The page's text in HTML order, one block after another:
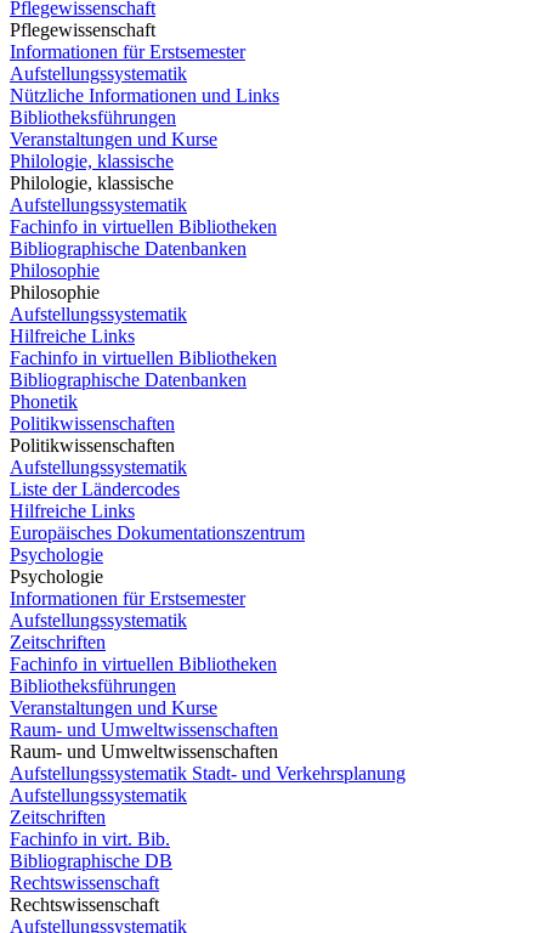
Pflegewissenschaft
Pflegewissenschaft
Informationen für Erstsemester
Aufstellungssystematik
Nützliche Informationen und Links
Bibliotheksführungen
Veranstaltungen und Kurse
Philologie, klassische
Philologie, klassische
Aufstellungssystematik
Fachinfo in virtuellen Bibliotheken
Bibliographische Datenbanken
Philosophie
Philosophie
Aufstellungssystematik
Hilfreiche Links
Fachinfo in virtuellen Bibliotheken
Bibliographische Datenbanken
Phonetik
Politikwissenschaften
Politikwissenschaften
Aufstellungssystematik
Liste der Ländercodes
Hilfreiche Links
Europäisches Dokumentationszentrum
Psychologie
Psychologie
Informationen für Erstsemester
Aufstellungssystematik
Zeitschriften
Fachinfo in virtuellen Bibliotheken
Bibliotheksführungen
Veranstaltungen und Kurse
Raum- und Umweltwissenschaften
Raum- und Umweltwissenschaften
Aufstellungssystematik Stadt- und Verkehrsplanung
Aufstellungssystematik
Zeitschriften
Fachinfo in virt. Bib.
Bibliographische DB
Rechtswissenschaft
Rechtswissenschaft
Aufstellungssystematik